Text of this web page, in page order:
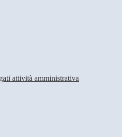
attività amministrativa